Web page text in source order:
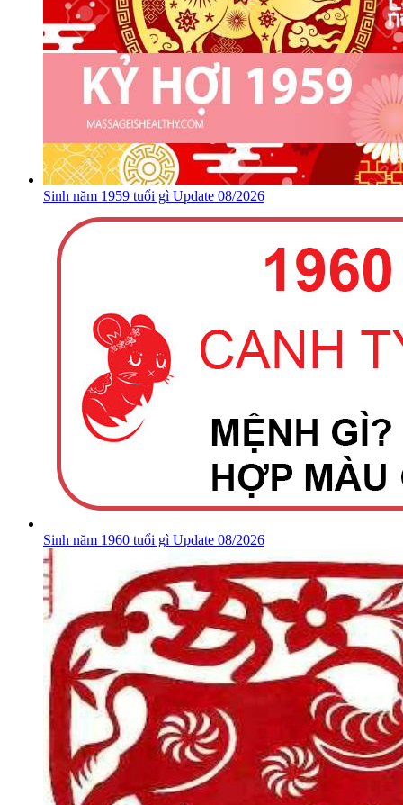
Sinh năm 1959 tuổi gì Update 08/2026
Sinh năm 1960 tuổi gì Update 08/2026